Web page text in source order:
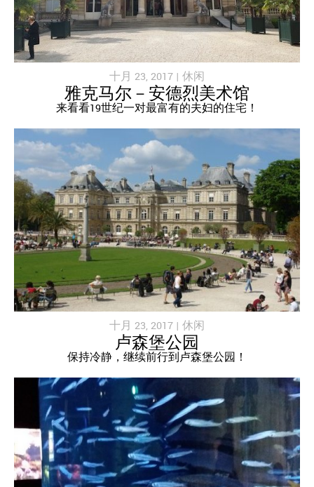
十月 23, 2017 | 休闲
雅克马尔－安德烈美术馆
来看看19世纪一对最富有的夫妇的住宅！
十月 23, 2017 | 休闲
卢森堡公园
保持冷静，继续前行到卢森堡公园！